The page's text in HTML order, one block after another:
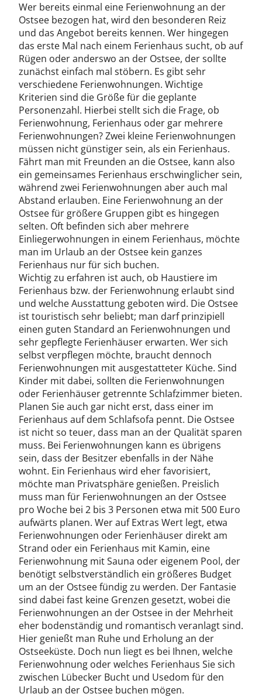
Wer bereits einmal eine Ferienwohnung an der
Ostsee bezogen hat, wird den besonderen Reiz
und das Angebot bereits kennen. Wer hingegen
das erste Mal nach einem Ferienhaus sucht, ob auf
Rügen oder anderswo an der Ostsee, der sollte
zunächst einfach mal stöbern. Es gibt sehr
verschiedene Ferienwohnungen. Wichtige
Kriterien sind die Größe für die geplante
Personenzahl. Hierbei stellt sich die Frage, ob
Ferienwohnung, Ferienhaus oder gar mehrere
Ferienwohnungen? Zwei kleine Ferienwohnungen
müssen nicht günstiger sein, als ein Ferienhaus.
Fährt man mit Freunden an die Ostsee, kann also
ein gemeinsames Ferienhaus erschwinglicher sein,
während zwei Ferienwohnungen aber auch mal
Abstand erlauben. Eine Ferienwohnung an der
Ostsee für größere Gruppen gibt es hingegen
selten. Oft befinden sich aber mehrere
Einliegerwohnungen in einem Ferienhaus, möchte
man im Urlaub an der Ostsee kein ganzes
Ferienhaus nur für sich buchen.
Wichtig zu erfahren ist auch, ob Haustiere im
Ferienhaus bzw. der Ferienwohnung erlaubt sind
und welche Ausstattung geboten wird. Die Ostsee
ist touristisch sehr beliebt; man darf prinzipiell
einen guten Standard an Ferienwohnungen und
sehr gepflegte Ferienhäuser erwarten. Wer sich
selbst verpflegen möchte, braucht dennoch
Ferienwohnungen mit ausgestatteter Küche. Sind
Kinder mit dabei, sollten die Ferienwohnungen
oder Ferienhäuser getrennte Schlafzimmer bieten.
Planen Sie auch gar nicht erst, dass einer im
Ferienhaus auf dem Schlafsofa pennt. Die Ostsee
ist nicht so teuer, dass man an der Qualität sparen
muss. Bei Ferienwohnungen kann es übrigens
sein, dass der Besitzer ebenfalls in der Nähe
wohnt. Ein Ferienhaus wird eher favorisiert,
möchte man Privatsphäre genießen. Preislich
muss man für Ferienwohnungen an der Ostsee
pro Woche bei 2 bis 3 Personen etwa mit 500 Euro
aufwärts planen. Wer auf Extras Wert legt, etwa
Ferienwohnungen oder Ferienhäuser direkt am
Strand oder ein Ferienhaus mit Kamin, eine
Ferienwohnung mit Sauna oder eigenem Pool, der
benötigt selbstverständlich ein größeres Budget
um an der Ostsee fündig zu werden. Der Fantasie
sind dabei fast keine Grenzen gesetzt, wobei die
Ferienwohnungen an der Ostsee in der Mehrheit
eher bodenständig und romantisch veranlagt sind.
Hier genießt man Ruhe und Erholung an der
Ostseeküste. Doch nun liegt es bei Ihnen, welche
Ferienwohnung oder welches Ferienhaus Sie sich
zwischen Lübecker Bucht und Usedom für den
Urlaub an der Ostsee buchen mögen.